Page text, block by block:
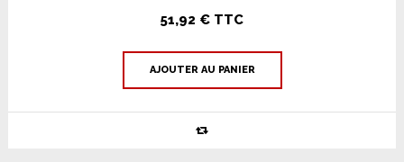
51,92 € TTC
AJOUTER AU PANIER